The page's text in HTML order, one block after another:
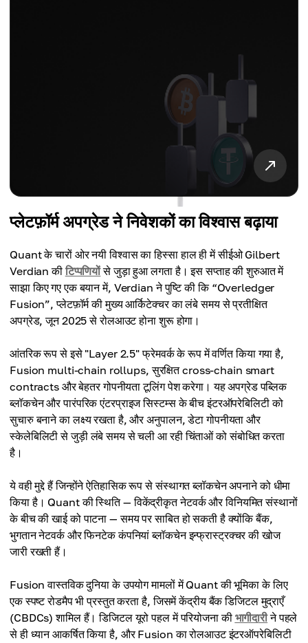
प्लेटफ़ॉर्म अपग्रेड ने निवेशकों का विश्वास बढ़ाया
Quant के चारों ओर नयी विश्वास का हिस्सा हाल ही में सीईओ Gilbert
Verdian कीटिप्पणियोंसे जुड़ा हुआ लगता है। इस सप्ताह की शुरुआत में
साझा किए गए एक बयान में, Verdian ने पुष्टि की कि “Overledger
Fusion”, प्लेटफ़ॉर्म की मुख्य आर्किटेक्चर का लंबे समय से प्रतीक्षित
अपग्रेड, जून 2025 से रोलआउट होना शुरू होगा।
आंतरिक रूप से इसे "Layer 2.5" फ्रेमवर्क के रूप में वर्णित किया गया है,
Fusion multi-chain rollups, सुरक्षित cross-chain smart
contracts और बेहतर गोपनीयता टूलिंग पेश करेगा। यह अपग्रेड पब्लिक
ब्लॉकचेन और पारंपरिक एंटरप्राइज सिस्टम्स के बीच इंटरऑपरेबिलिटी को
सुचारु बनाने का लक्ष्य रखता है, और अनुपालन, डेटा गोपनीयता और
स्केलेबिलिटी से जुड़ी लंबे समय से चली आ रही चिंताओं को संबोधित करता
है।
ये वही मुद्दे हैं जिन्होंने ऐतिहासिक रूप से संस्थागत ब्लॉकचेन अपनाने को धीमा
किया है। Quant की स्थिति — विकेंद्रीकृत नेटवर्क और विनियमित संस्थानों
के बीच की खाई को पाटना — समय पर साबित हो सकती है क्योंकि बैंक,
भुगतान नेटवर्क और फिनटेक कंपनियां ब्लॉकचेन इन्फ्रास्ट्रक्चर की खोज
जारी रखती हैं।
Fusion वास्तविक दुनिया के उपयोग मामलों में Quant की भूमिका के लिए
एक स्पष्ट रोडमैप भी प्रस्तुत करता है, जिसमें केंद्रीय बैंक डिजिटल मुद्राएँ
(CBDCs) शामिल हैं। डिजिटल यूरो पहल में परियोजना की भागीदारीने पहले
से ही ध्यान आकर्षित किया है, और Fusion का रोलआउट इंटरऑपरेबिलिटी